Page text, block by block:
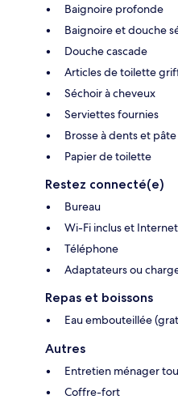
Baignoire profonde
Baignoire et douche
Douche cascade
Articles de toilette
Séchoir à cheveux
Serviettes fournies
Brosse à dents et
Papier de toilette
Restez connecté(e)
Bureau
Wi-Fi inclus et
Téléphone
Adaptateurs ou
Repas et boissons
Eau embouteillée
Autres
Entretien ménager
Coffre-fort